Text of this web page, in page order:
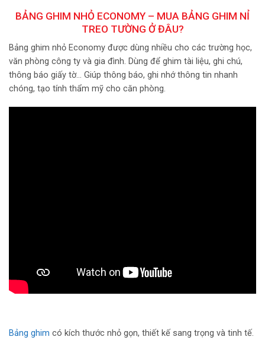
BẢNG GHIM NHỎ ECONOMY – MUA BẢNG GHIM NỈ
TREO TƯỜNG Ở ĐÂU?
Bảng ghim nhỏ Economy được dùng nhiều cho các trường học,
văn phòng công ty và gia đình. Dùng để ghim tài liệu, ghi chú,
thông báo giấy tờ… Giúp thông báo, ghi nhớ thông tin nhanh
chóng, tạo tính thẩm mỹ cho căn phòng.
Bảng ghim có kích thước nhỏ gọn, thiết kế sang trọng và tinh tế.